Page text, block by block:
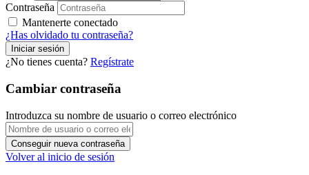
Contraseña
Mantenerte conectado
¿Has olvidado tu contraseña?
¿No tienes cuenta? Regístrate
Cambiar contraseña
Introduzca su nombre de usuario o correo electrónico
Volver al inicio de sesión